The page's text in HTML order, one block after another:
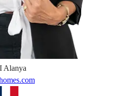
Alanya